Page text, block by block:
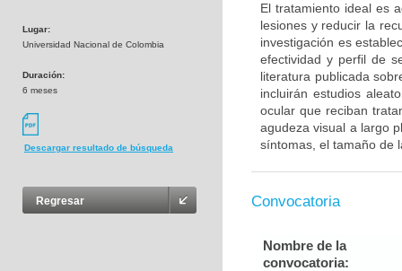
Lugar:
Universidad Nacional de Colombia
Duración:
6 meses
Descargar resultado de búsqueda
Regresar
El tratamiento ideal es
lesiones y reducir la
investigación es
efectividad y perfil de
literatura publicada
incluirán estudios
ocular que reciban
agudeza visual a largo
síntomas, el tamaño de
Convocatoria
Nombre de la
convocatoria: